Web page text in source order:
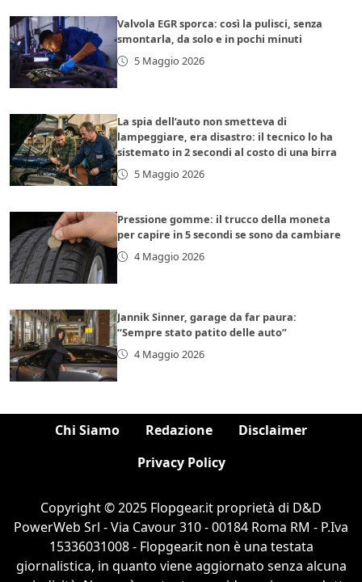
Valvola EGR sporca: così la pulisci, senza
smontarla, da solo e in pochi minuti
5 Maggio 2026
La spia dell’auto non smetteva di
lampeggiare, era disastro: il tecnico lo ha
sistemato in 2 secondi al costo di una birra
5 Maggio 2026
Pressione gomme: il trucco della moneta
per capire in 5 secondi se sono da cambiare
4 Maggio 2026
Jannik Sinner, garage da far paura:
“Sempre stato patito delle auto”
4 Maggio 2026
Chi Siamo Redazione
Disclaimer
Privacy Policy
Copyright © 2025 Flopgear.it proprietà di D&D
PowerWeb Srl - Via Cavour 310 - 00184 Roma RM - P.Iva
15336031008 - Flopgear.it non è una testata
giornalistica, in quanto viene aggiornato senza alcuna